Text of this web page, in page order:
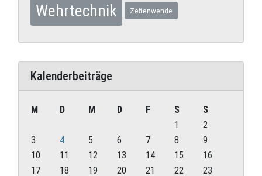
Wehrtechnik Zeitenwende
Kalenderbeiträge
M D M D F S
S
1
2
3
4 5 6 7 8
9
10
11 12 13 14 15
16
17
18 19 20 21 22 23